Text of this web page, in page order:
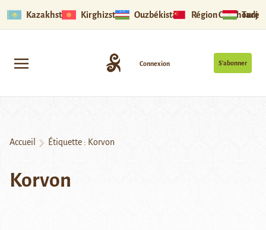
Kazakhstan Kirghizstan Ouzbékistan Région Ouïghoure
S’abonner
Connexion
Accueil Étiquette : Korvon
Korvon